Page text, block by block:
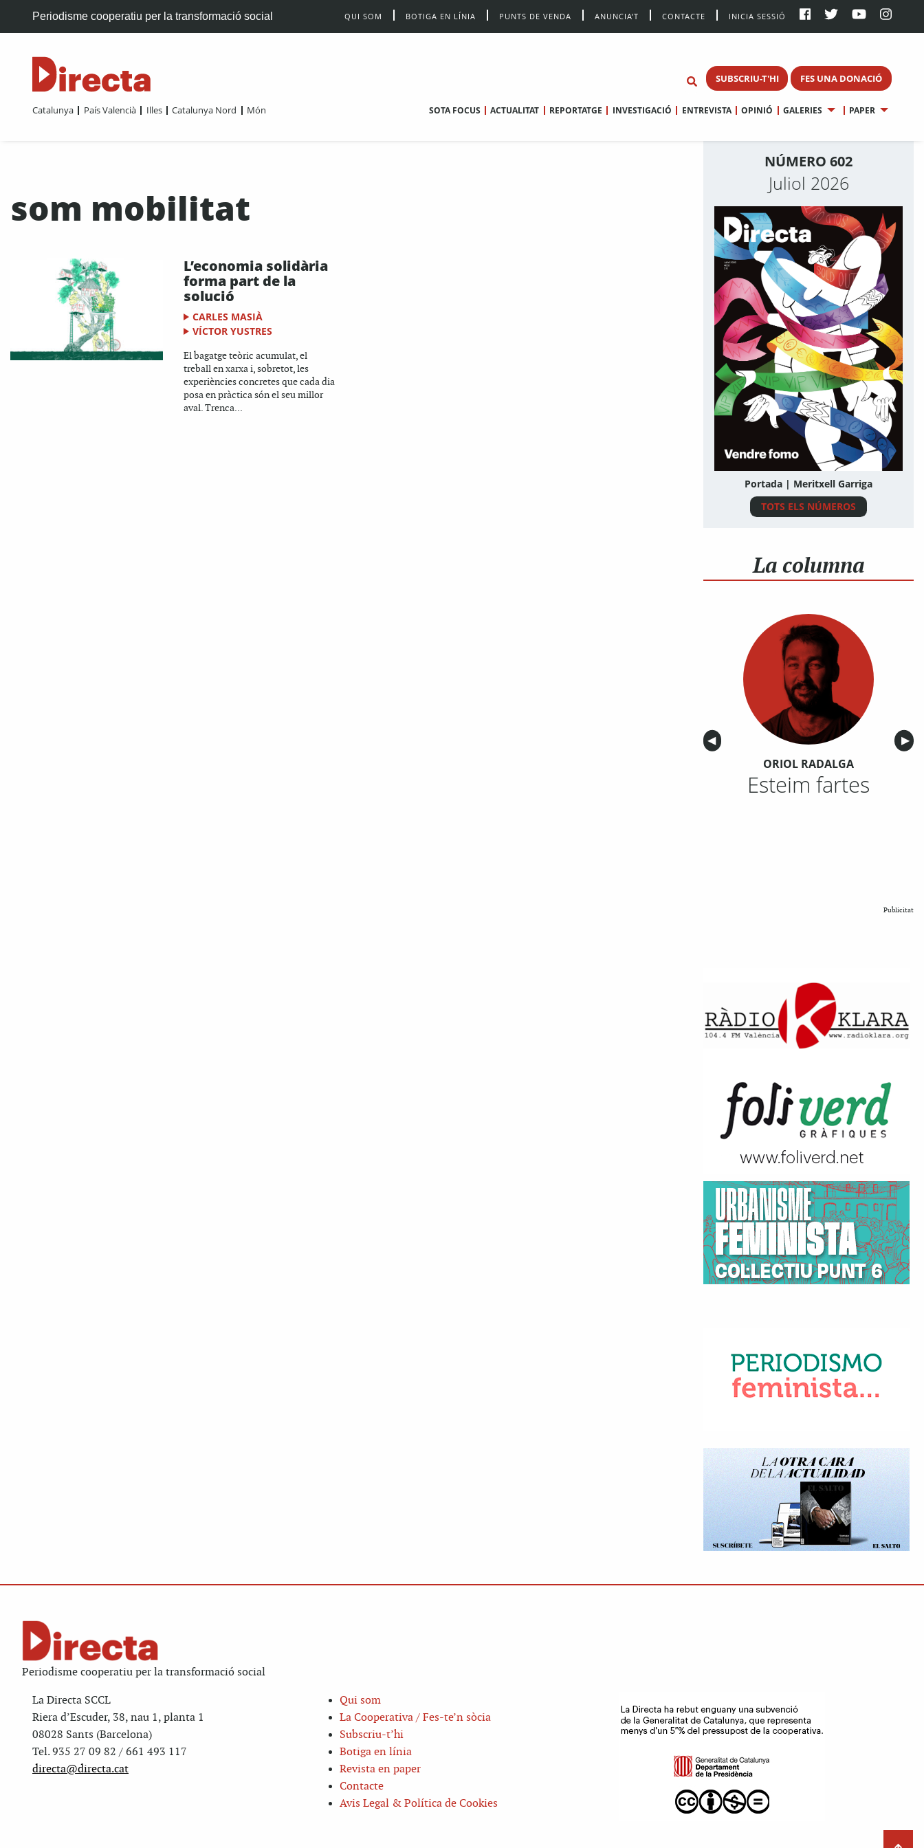
Periodisme cooperatiu per la transformació social QUI SOM BOTIGA EN LÍNIA PUNTS DE VENDA ANUNCIA’T CONTACTE INICIA SESSIÓ
SUBSCRIU-T'HI FES UNA DONACIÓ
Catalunya País Valencià Illes Catalunya Nord Món SOTA FOCUS ACTUALITAT REPORTATGE INVESTIGACIÓ ENTREVISTA OPINIÓ GALERIES PAPER
som mobilitat
L’economia solidària
forma part de la
solució
CARLES MASIÀ
VÍCTOR YUSTRES
El bagatge teòric acumulat, el
treball en xarxa i, sobretot, les
experiències concretes que cada dia
posa en pràctica són el seu millor
aval. Trenca...
NÚMERO 602
Juliol 2026
Portada | Meritxell Garriga
TOTS ELS NÚMEROS
La columna
Anterior
◀︎ ▶︎
ORIOL RADALGA
Esteim fartes
Publicitat
Periodisme cooperatiu per la transformació social
La Directa SCCL
Riera d’Escuder, 38, nau 1, planta 1
08028 Sants (Barcelona)
Tel. 935 27 09 82 / 661 493 117
directa@directa.cat
Qui som
La Cooperativa / Fes-te’n sòcia
Subscriu-t’hi
Botiga en línia
Revista en paper
Contacte
Avis Legal & Política de Cookies